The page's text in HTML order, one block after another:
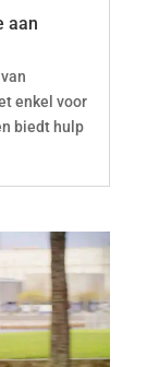
aan
enkel voor
biedt hulp